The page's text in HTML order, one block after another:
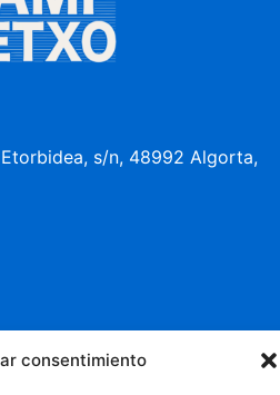
consentimiento
s/n, 48992 Algorta,
Cookies